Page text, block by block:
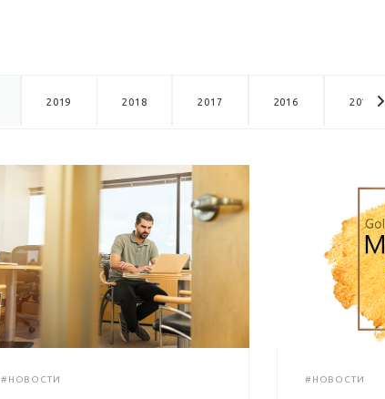
2019 2018 2017 2016 2015
#НОВОСТИ #НОВОСТИ